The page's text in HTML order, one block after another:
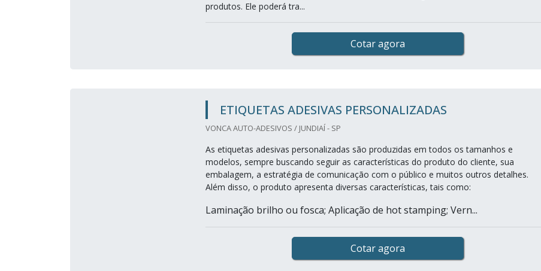
produtos. Ele poderá tra...
Cotar agora
ETIQUETAS ADESIVAS PERSONALIZADAS
VONCA AUTO-ADESIVOS / JUNDIAÍ - SP
As etiquetas adesivas personalizadas são produzidas em todos os tamanhos e
modelos, sempre buscando seguir as características do produto do cliente, sua
embalagem, a estratégia de comunicação com o público e muitos outros detalhes.
Além disso, o produto apresenta diversas características, tais como:
Laminação brilho ou fosca; Aplicação de hot stamping; Vern...
Cotar agora